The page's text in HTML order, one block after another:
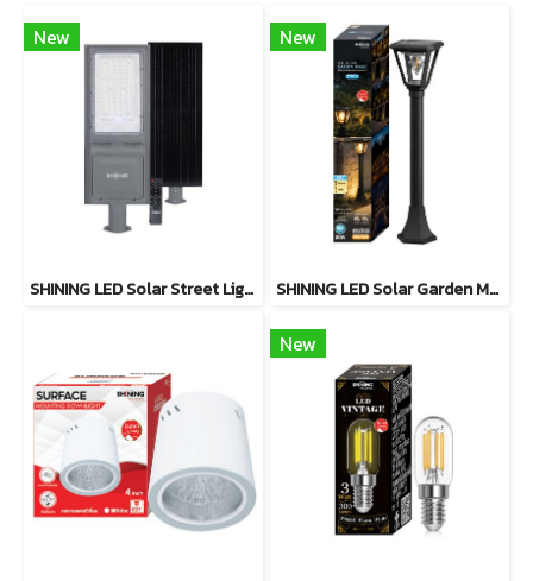
New
SHINING LED Solar Street Light TORUS 200W, 400W แสงสีขาว
New
SHINING LED Solar Garden Magic 2 in 20W
New